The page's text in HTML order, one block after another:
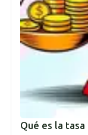
Qué es la